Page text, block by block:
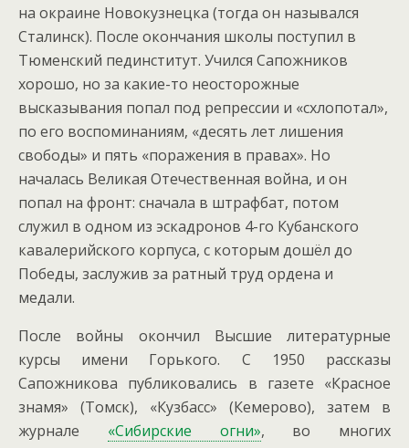
на окраине Новокузнецка (тогда он назывался
Сталинск). После окончания школы поступил в
Тюменский пединститут. Учился Сапожников
хорошо, но за какие-то неосторожные
высказывания попал под репрессии и «схлопотал»,
по его воспоминаниям, «десять лет лишения
свободы» и пять «поражения в правах». Но
началась Великая Отечественная война, и он
попал на фронт: сначала в штрафбат, потом
служил в одном из эскадронов 4-го Кубанского
кавалерийского корпуса, с которым дошёл до
Победы, заслужив за ратный труд ордена и
медали.
После войны окончил Высшие литературные
курсы имени Горького. С 1950 рассказы
Сапожникова публиковались в газете «Красное
знамя» (Томск), «Кузбасс» (Кемерово), затем в
журнале «Сибирские огни», во многих